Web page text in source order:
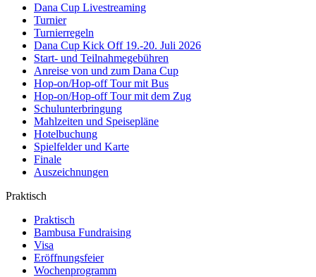
Dana Cup Livestreaming
Turnier
Turnierregeln
Dana Cup Kick Off 19.-20. Juli 2026
Start- und Teilnahmegebühren
Anreise von und zum Dana Cup
Hop-on/Hop-off Tour mit Bus
Hop-on/Hop-off Tour mit dem Zug
Schulunterbringung
Mahlzeiten und Speisepläne
Hotelbuchung
Spielfelder und Karte
Finale
Auszeichnungen
Praktisch
Praktisch
Bambusa Fundraising
Visa
Eröffnungsfeier
Wochenprogramm